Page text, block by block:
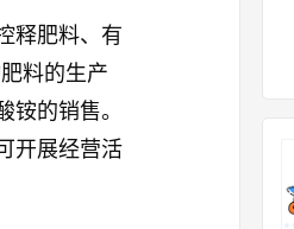
释肥料、有
料的生产
的销售。
开展经营活